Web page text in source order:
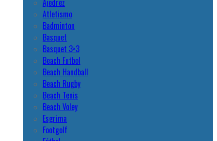
Ajedrez
Atletismo
Badminton
Basquet
Basquet 3×3
Beach Futbol
Beach Handball
Beach Rugby
Beach Tenis
Beach Voley
Esgrima
Footgolf